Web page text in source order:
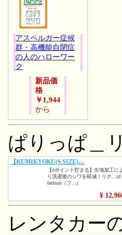
アスペルガー症候
群・高機能自閉症
の人のハローワー
ク
新品価
格
￥1,944
から
ぱりっぱ＿
レンタカー